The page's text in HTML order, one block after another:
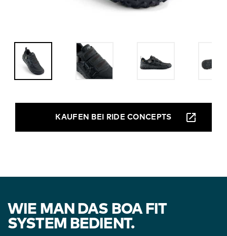
KAUFEN BEI RIDE CONCEPTS
WIE MAN DAS BOA FIT
SYSTEM BEDIENT.